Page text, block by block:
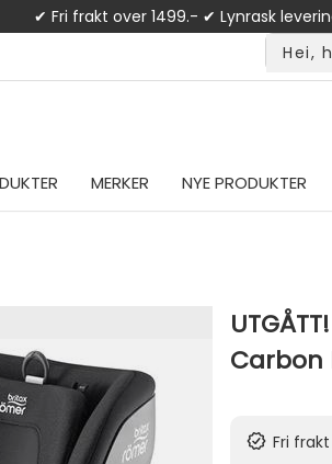
✔ Fri frakt over 1499.- ✔ Lynrask
MERKER NYE PRODUKTER
Carbon
Fri